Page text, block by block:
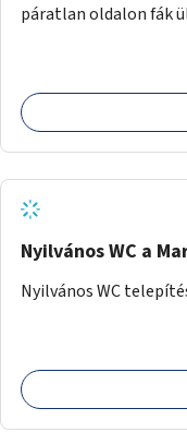
páratlan oldalon fák
Nyilvános WC a
Nyilvános WC